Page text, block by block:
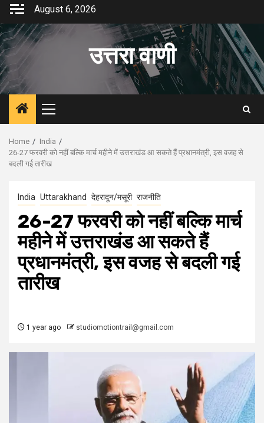
Skip
content
August 6, 2026
उत्तरा वाणी
Primary
Menu
Home
India
26-27 फरवरी को नहीं बल्कि मार्च महीने में उत्तराखंड आ सकते हैं प्रधानमंत्री, इस वजह से
बदली गई तारीख
India Uttarakhand देहरादून/मसूरी राजनीति
26-27 फरवरी को नहीं बल्कि मार्च
महीने में उत्तराखंड आ सकते हैं
प्रधानमंत्री, इस वजह से बदली गई
तारीख
1 year ago studiomotiontrail@gmail.com